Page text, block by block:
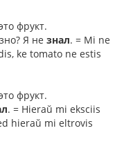
фрукт.
Я не знал. = Mi ne
ke tomato ne estis
фрукт.
. = Hieraŭ mi eksciis
hieraŭ mi eltrovis